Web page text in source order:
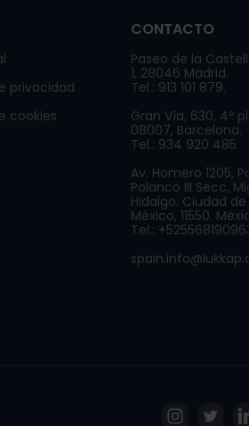
privacidad
cookies
CONTACTO
Paseo de la
1, 28046 Madrid.
Tel.: 913 101 879.
Gran Vía, 630, 4º
08007, Barcelona.
Tel.: 934 920 485.
Av. Homero 1205,
Polanco III Secc,
Hidalgo. Ciudad de
México, 11550.
Tel.: